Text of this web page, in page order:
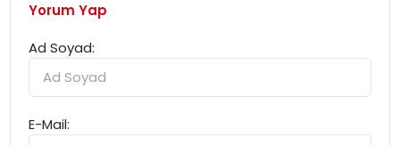
Yorum Yap
Ad Soyad:
E-Mail: